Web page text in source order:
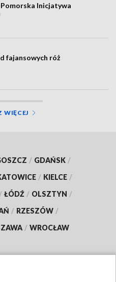
Inicjatywa
fajansowych róż
WIĘCEJ
/ GDAŃSK /
/ KIELCE /
/ ŁÓDŹ / OLSZTYN /
/ RZESZÓW /
/ WROCŁAW